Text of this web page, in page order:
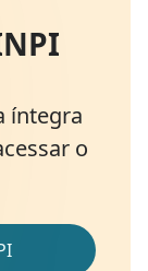
íntegra
o